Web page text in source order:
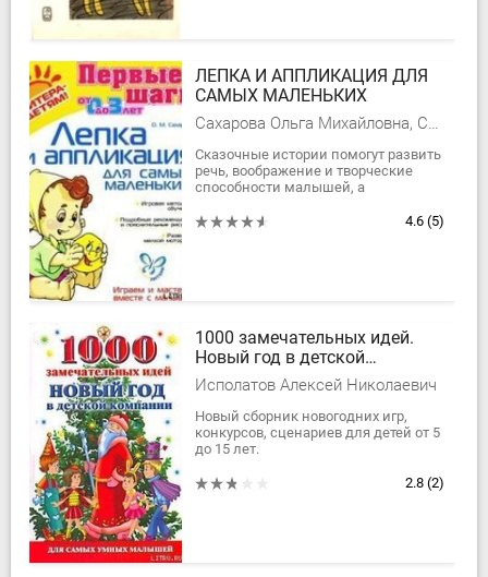
ЛЕПКА И АППЛИКАЦИЯ ДЛЯ
САМЫХ МАЛЕНЬКИХ
Сахарова Ольга Михайловна, Сахарова Ольга Константиновна
Сказочные истории помогут развить
речь, воображение и творческие
способности малышей, а
познакомить их с основными
4.6 (5)
1000 замечательных идей.
Новый год в детской
компании
Исполатов Алексей Николаевич
Новый сборник новогодних игр,
конкурсов, сценариев для детей от 5
до 15 лет.
2.8 (2)